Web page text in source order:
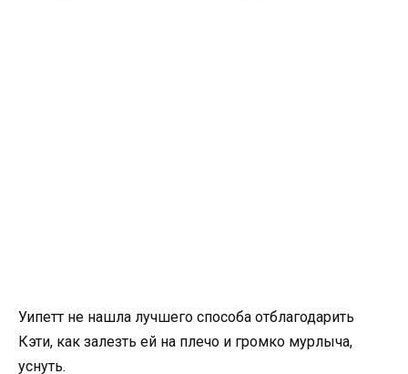
Уипетт не нашла лучшего способа отблагодарить
Кэти, как залезть ей на плечо и громко мурлыча,
уснуть.